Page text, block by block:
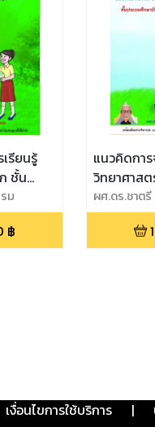
รียนรู้
ชั้น
ม
฿
แนวคิดกา
วิทยาศาสต
ประถมศึกษ
ผศ.ดร.ชาต
เงื่อนไขการใช้บริการ |